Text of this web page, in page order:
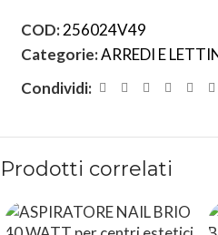
COD:256024V49
Categorie:ARREDI E
Condividi:
Prodotti correlati